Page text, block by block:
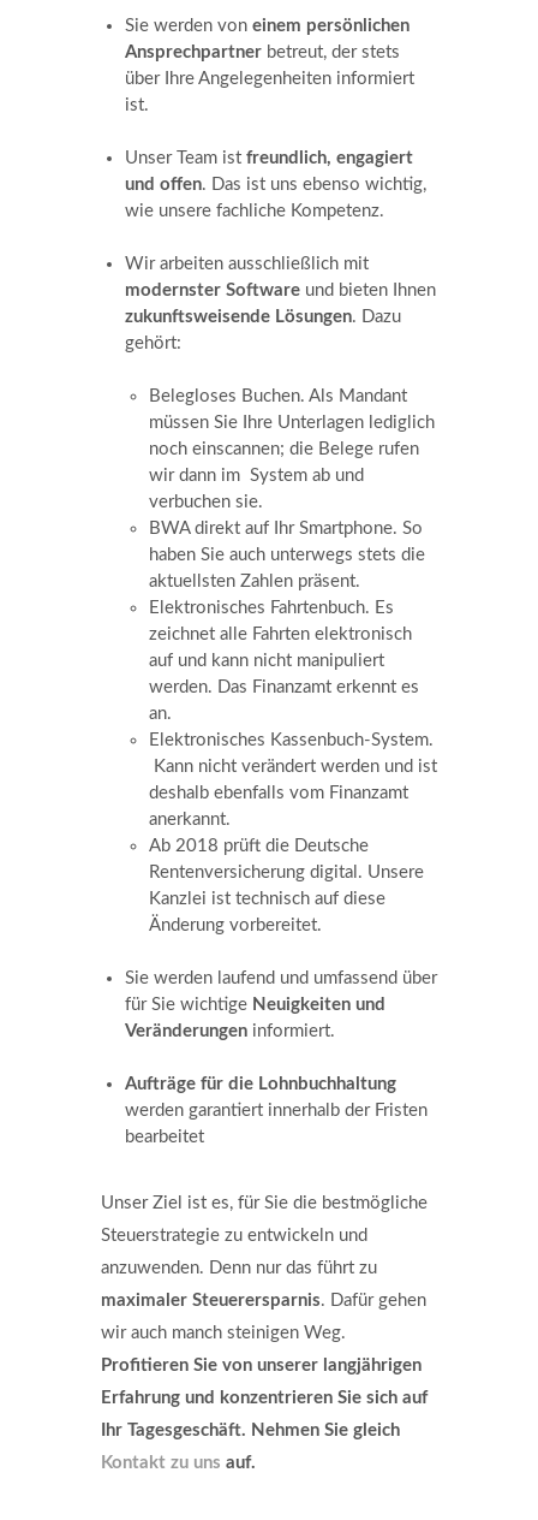
Sie werden von einem persönlichen
Ansprechpartner betreut, der stets
über Ihre Angelegenheiten informiert
ist.
Unser Team ist freundlich, engagiert
und offen. Das ist uns ebenso wichtig,
wie unsere fachliche Kompetenz.
Wir arbeiten ausschließlich mit
modernster Software und bieten Ihnen
zukunftsweisende Lösungen. Dazu
gehört:
Belegloses Buchen. Als Mandant
müssen Sie Ihre Unterlagen lediglich
noch einscannen; die Belege rufen
wir dann im System ab und
verbuchen sie.
BWA direkt auf Ihr Smartphone. So
haben Sie auch unterwegs stets die
aktuellsten Zahlen präsent.
Elektronisches Fahrtenbuch. Es
zeichnet alle Fahrten elektronisch
auf und kann nicht manipuliert
werden. Das Finanzamt erkennt es
an.
Elektronisches Kassenbuch-System.
Kann nicht verändert werden und ist
deshalb ebenfalls vom Finanzamt
anerkannt.
Ab 2018 prüft die Deutsche
Rentenversicherung digital. Unsere
Kanzlei ist technisch auf diese
Änderung vorbereitet.
Sie werden laufend und umfassend über
für Sie wichtige Neuigkeiten und
Veränderungen informiert.
Aufträge für die Lohnbuchhaltung
werden garantiert innerhalb der Fristen
bearbeitet
Unser Ziel ist es, für Sie die bestmögliche
Steuerstrategie zu entwickeln und
anzuwenden. Denn nur das führt zu
maximaler Steuerersparnis. Dafür gehen
wir auch manch steinigen Weg.
Profitieren Sie von unserer langjährigen
Erfahrung und konzentrieren Sie sich auf
Ihr Tagesgeschäft. Nehmen Sie gleich
Kontakt zu uns auf.